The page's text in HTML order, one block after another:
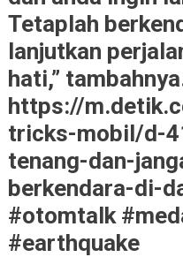
Tetaplah
lanjutkan
hati,”
https://
tricks-mobil/d-
tenang-dan-
berkendara-di-
#otomtalk
#earthquake